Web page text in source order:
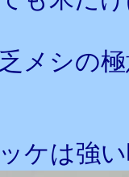
メシの極
ケは強